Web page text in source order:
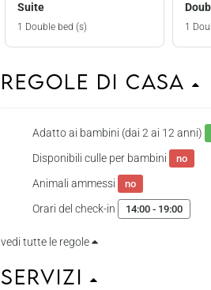
Suite
1 Double bed (s) 1
Regole di casa
Adatto ai bambini (dai 2 ai 12 anni)
Disponibili culle per bambini no
Animali ammessi no
Orari del check-in 14:00 - 19:00
vedi tutte le regole
Servizi